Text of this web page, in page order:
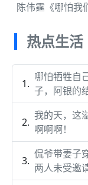
陈伟霆《哪怕我
热点生活
哪怕牺牲自
子，阿银的
我的天，这
啊啊啊！
侃爷带妻子
两人未受邀